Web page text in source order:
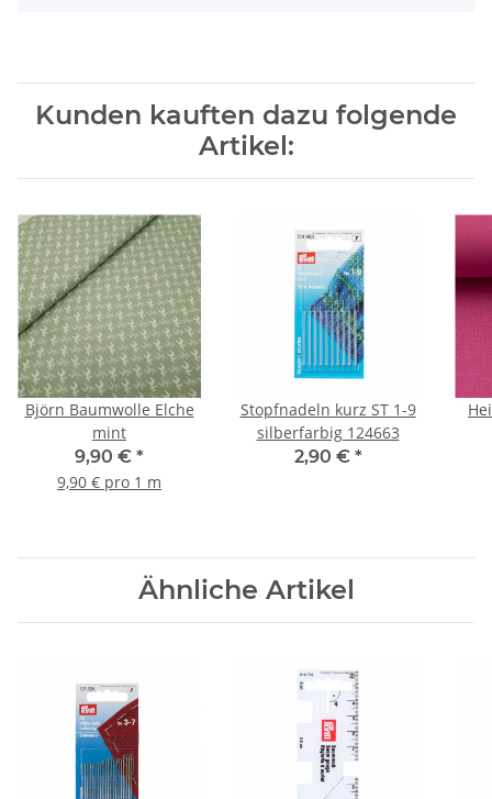
Kunden kauften dazu folgende
Artikel:
Björn Baumwolle Elche
mint
9,90 € *
9,90 € pro 1 m
Stopfnadeln kurz ST 1-9
silberfarbig 124663
2,90 € *
Ähnliche Artikel